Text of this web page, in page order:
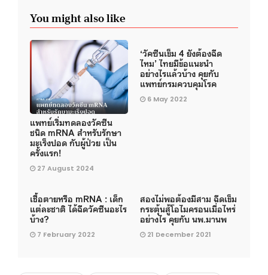
You might also like
แพทย์เริ่มทดลองวัคซีน
ชนิด mRNA สำหรับรักษา
มะเร็งปอด กับผู้ป่วย เป็น
ครั้งแรก!
27 August 2024
‘วัคซีนเข็ม 4 ยังต้องฉีด
ไหม’ ไทยมีข้อแนะนำ
อย่างไรแล้วบ้าง คุยกับ
แพทย์กรมควบคุมโรค
6 May 2022
เชื้อตายหรือ mRNA : เด็ก
แต่ละชาติ ได้ฉีดวัคซีนอะไร
บ้าง?
7 February 2022
สองไม่พอต้องมีสาม ฉีดเข็ม
กระตุ้นสู้โอไมครอนเมื่อไหร่
อย่างไร คุยกับ นพ.มานพ
21 December 2021